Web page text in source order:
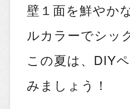
壁１面を鮮やか
ルカラーでシッ
この夏は、DIY
みましょう！